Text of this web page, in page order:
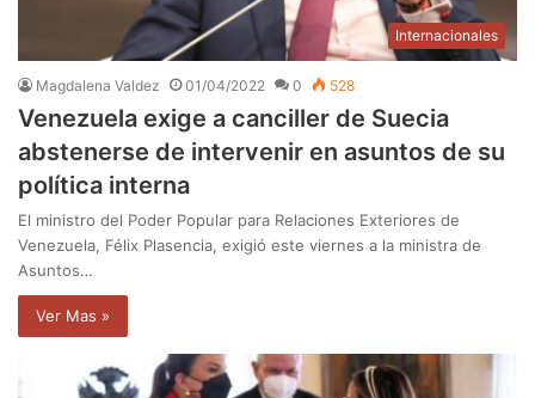
Internacionales
Magdalena Valdez 01/04/2022 0 528
Venezuela exige a canciller de Suecia
abstenerse de intervenir en asuntos de su
política interna
El ministro del Poder Popular para Relaciones Exteriores de
Venezuela, Félix Plasencia, exigió este viernes a la ministra de
Asuntos…
Ver Mas »